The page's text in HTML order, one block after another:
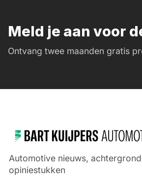
Meld je aan voor
Ontvang twee maanden gratis
Automotive nieuws,
opiniestukken